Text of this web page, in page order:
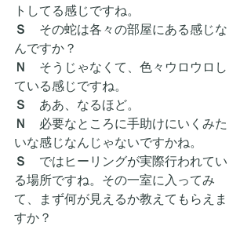
トしてる感じですね。
Ｓ その蛇は各々の部屋にある感じな
んですか？
Ｎ
そうじゃなくて、色々ウロウロし
ている感じですね。
Ｓ ああ、なるほど。
Ｎ
必要なところに手助けにいくみた
いな感じなんじゃないですかね。
Ｓ ではヒーリングが実際行われてい
る場所ですね。その一室に入ってみ
て、まず何が見えるか教えてもらえま
すか？